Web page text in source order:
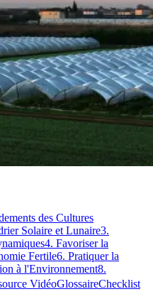
des Cultures
Solaire et Lunaire3.
4. Favoriser la
Fertile6. Pratiquer la
à l'Environnement8.
VidéoGlossaireChecklist